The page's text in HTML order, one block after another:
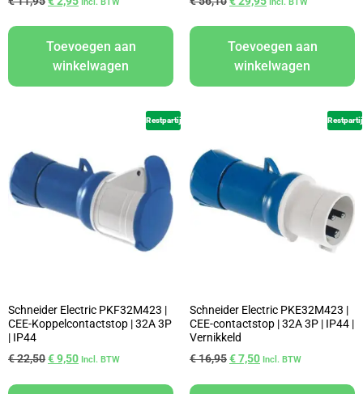
Toevoegen aan
winkelwagen
Toevoegen aan
winkelwagen
Restpartij
Schneider Electric PKF32M423 |
CEE-Koppelcontactstop | 32A 3P
| IP44
€22,50€9,50 Incl. BTW
Restpartij
Schneider Electric PKE32M423 |
CEE-contactstop | 32A 3P | IP44 |
Vernikkeld
€16,95€7,50 Incl. BTW